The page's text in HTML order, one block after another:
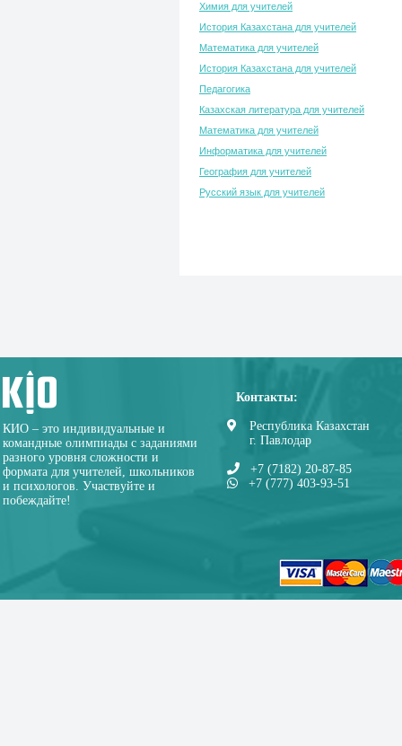
Химия для учителей
История Казахстана для учителей
Математика для учителей
История Казахстана для учителей
Педагогика
Казахская литература для учителей
Математика для учителей
Информатика для учителей
География для учителей
Русский язык для учителей
КИО – это индивидуальные и
командные олимпиады с заданиями
разного уровня сложности и
формата для учителей, школьников
и психологов. Участвуйте и
побеждайте!
Контакты:
Республика Казахстан
г. Павлодар
+7 (7182) 20-87-85
+7 (777) 403-93-51